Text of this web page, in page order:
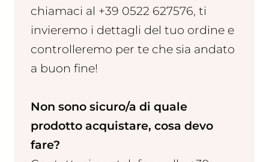
chiamaci al +39 0522 627576, ti
invieremo i dettagli del tuo ordine e
controlleremo per te che sia andato
a buon fine!
Non sono sicuro/a di quale
prodotto acquistare, cosa devo
fare?